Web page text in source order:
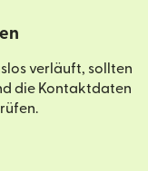
verläuft, sollten
die Kontaktdaten